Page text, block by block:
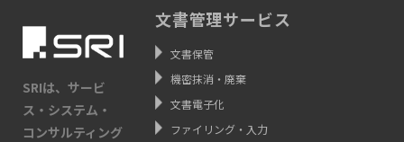
SRIは、サービ
ス・システム・
コンサルティング
文書管理サービス
文書保管
機密抹消・廃棄
文書電子化
ファイリング・入力